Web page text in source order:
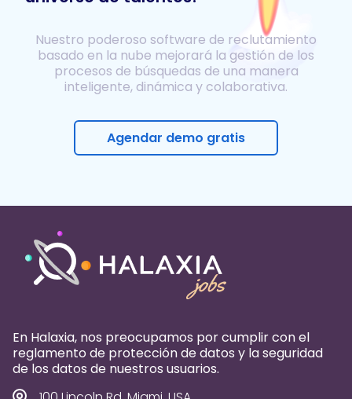
Nuestro poderoso software de reclutamiento
basado en la nube mejorará la gestión de los
procesos de búsquedas de una manera
inteligente, dinámica y colaborativa.
Agendar demo gratis
En Halaxia, nos preocupamos por cumplir con el
reglamento de protección de datos y la seguridad
de los datos de nuestros usuarios.